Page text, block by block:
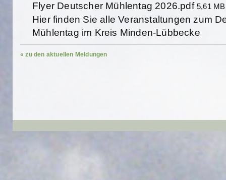
Flyer Deutscher Mühlentag 2026.pdf 5,61 MB
Hier finden Sie alle Veranstaltungen zum
Mühlentag im Kreis Minden-Lübbecke
« zu den aktuellen Meldungen